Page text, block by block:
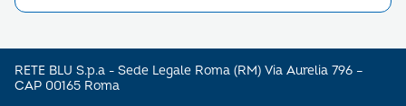
RETE BLU S.p.a - Sede Legale Roma (RM) Via Aurelia 796 –
CAP 00165 Roma